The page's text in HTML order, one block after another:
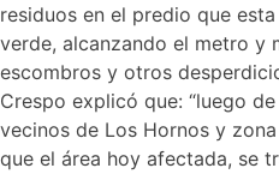
residuos en el predio que
verde, alcanzando el metro y
escombros y otros
Crespo explicó que: “luego
vecinos de Los Hornos y
que el área hoy afectada, se